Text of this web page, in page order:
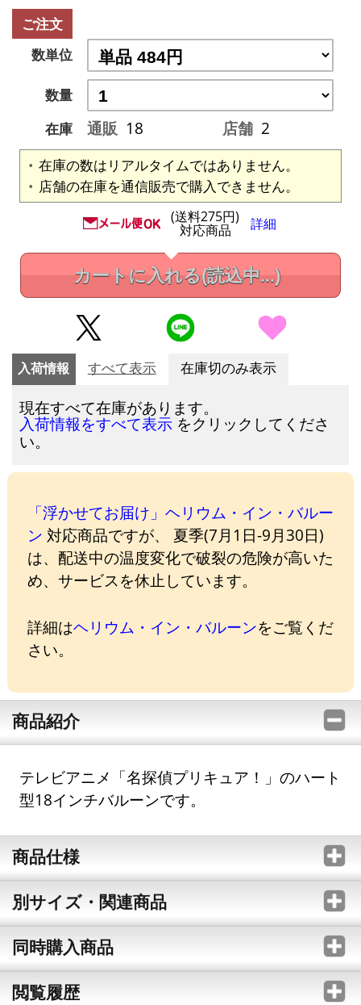
ご注文
数単位
数量
在庫
通販 18 店舗 2
在庫の数はリアルタイムではありません。
店舗の在庫を通信販売で購入できません。
(送料275円)
対応商品 詳細
カートに入れる(読込中...)
入荷情報 すべて表示 在庫切のみ表示
現在すべて在庫があります。
入荷情報をすべて表示 をクリックしてくださ
い。
「浮かせてお届け」ヘリウム・イン・バルー
ン 対応商品ですが、 夏季(7月1日-9月30日)
は、配送中の温度変化で破裂の危険が高いた
め、サービスを休止しています。
詳細はヘリウム・イン・バルーンをご覧くだ
さい。
商品紹介
テレビアニメ「名探偵プリキュア！」のハート
型18インチバルーンです。
商品仕様
別サイズ・関連商品
同時購入商品
閲覧履歴